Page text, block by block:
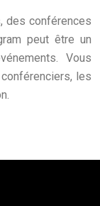
des conférences
peut être un
Vous
les